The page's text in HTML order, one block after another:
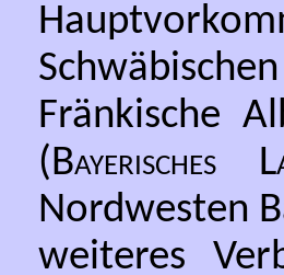
Fränkische
(Bayerisches
Nordwesten
weiteres